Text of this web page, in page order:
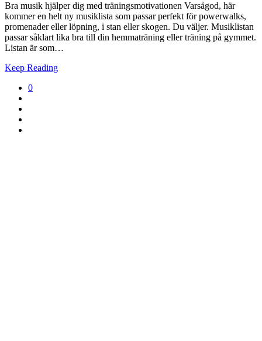
Bra musik hjälper dig med träningsmotivationen Varsågod, här
kommer en helt ny musiklista som passar perfekt för powerwalks,
promenader eller löpning, i stan eller skogen. Du väljer. Musiklistan
passar såklart lika bra till din hemmaträning eller träning på gymmet.
Listan är som…
Keep Reading
0